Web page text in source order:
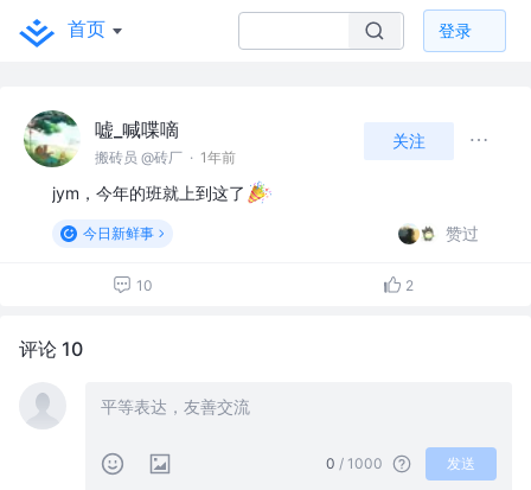
首页 登录
嘘_喊喋嘀
搬砖员 @砖厂 · 1年前
关注
jym，今年的班就上到这了
今日新鲜事 赞过
10 2
评论 10
0 / 1000 发送